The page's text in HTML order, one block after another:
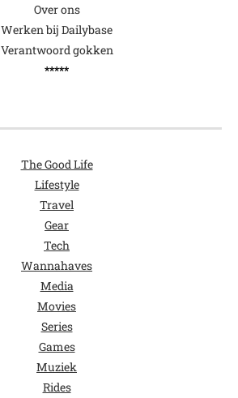
Over ons
Werken bij Dailybase
Verantwoord gokken
*****
The Good Life
Lifestyle
Travel
Gear
Tech
Wannahaves
Media
Movies
Series
Games
Muziek
Rides